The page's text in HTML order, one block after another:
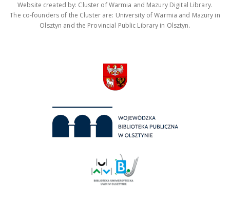
Website created by: Cluster of Warmia and Mazury Digital Library.
The co-founders of the Cluster are: University of Warmia and Mazury in
Olsztyn and the Provincial Public Library in Olsztyn.